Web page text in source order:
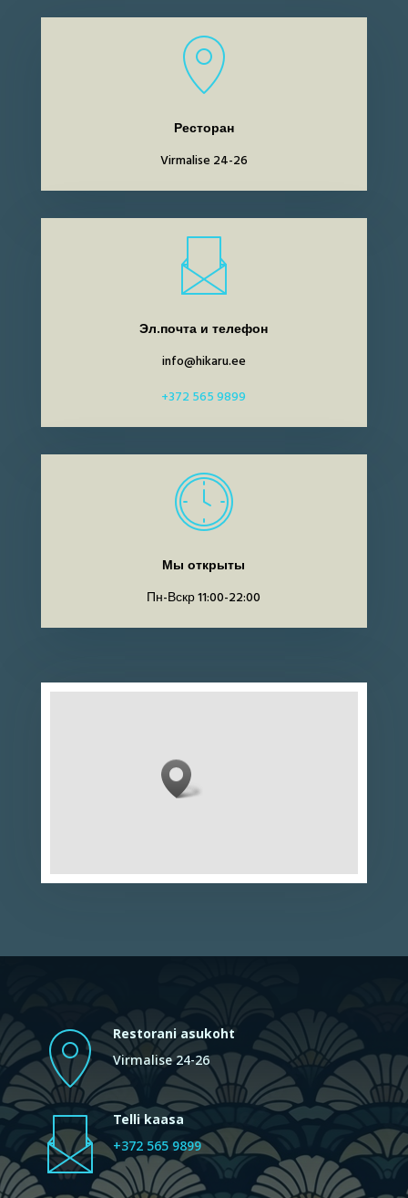
Ресторан
Virmalise 24-26
Эл.почта и телефон
info@hikaru.ee
+372 565 9899
Мы открыты
Пн-Вскр 11:00-22:00
Restorani asukoht
Virmalise 24-26
Telli kaasa
+372 565 9899